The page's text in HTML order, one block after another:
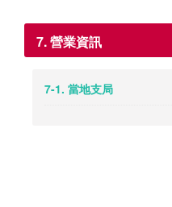
7. 營業資訊
7-1. 當地支局